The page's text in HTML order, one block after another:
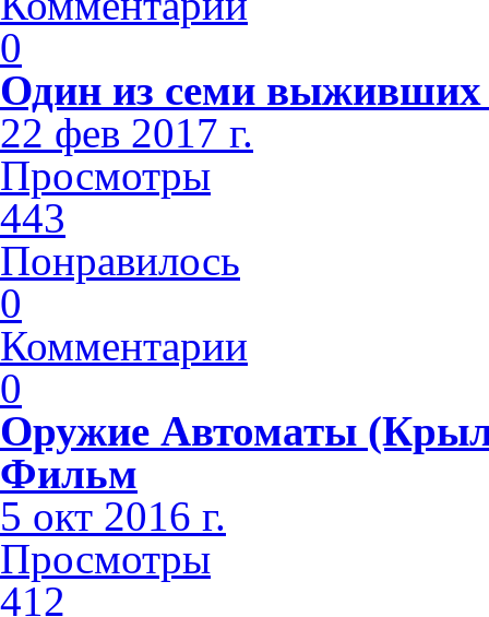
0
Один из семи выживших
22 фев 2017 г.
Просмотры
443
Понравилось
0
Комментарии
0
Оружие Автоматы
Фильм
5 окт 2016 г.
Просмотры
412